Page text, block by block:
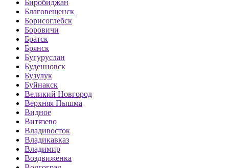
Биробиджан
Благовещенск
Борисоглебск
Боровичи
Братск
Брянск
Бугуруслан
Буденновск
Бузулук
Буйнакск
Великий Новгород
Верхняя Пышма
Видное
Витязево
Владивосток
Владикавказ
Владимир
Воздвиженка